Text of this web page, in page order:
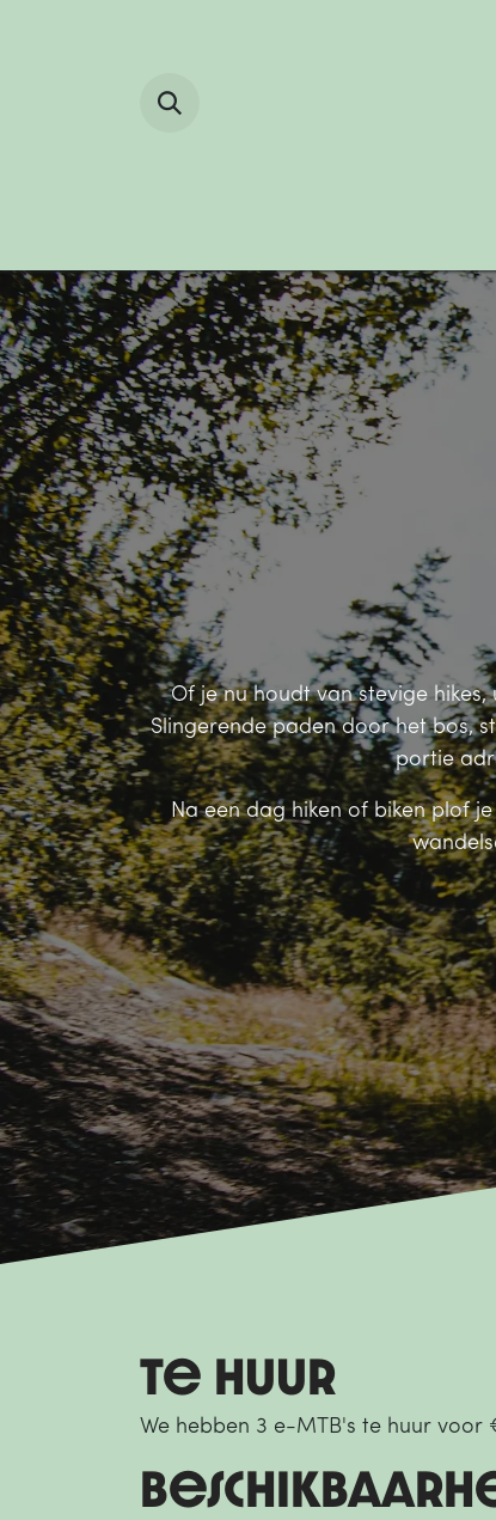
Of je nu houdt van stevige
Slingerende paden door het bos,
portie
Na een dag hiken of biken plof
te huur
We hebben 3 e-MTB's te huur